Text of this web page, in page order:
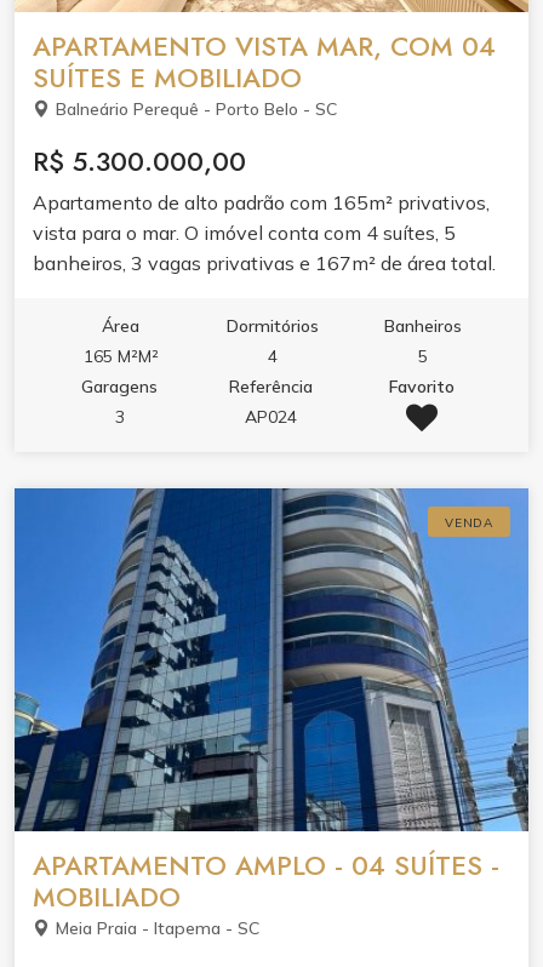
APARTAMENTO VISTA MAR, COM 04
SUÍTES E MOBILIADO
Balneário Perequê - Porto Belo - SC
R$ 5.300.000,00
Apartamento de alto padrão com 165m² privativos,
vista para o mar. O imóvel conta com 4 suítes, 5
banheiros, 3 vagas privativas e 167m² de área total.
praticidade no dia a dia. A distribuição dos ambientes
valoriza a vista para o mar e garante privacidade para
toda a família. Ideal para quem busca morar com
qualidade de vida em frente à praia.
Área
165 M²M²
Dormitórios
4
Banheiros
5
Garagens
3
Referência
AP024
Favorito
VENDA
APARTAMENTO AMPLO - 04 SUÍTES -
MOBILIADO
Meia Praia - Itapema - SC